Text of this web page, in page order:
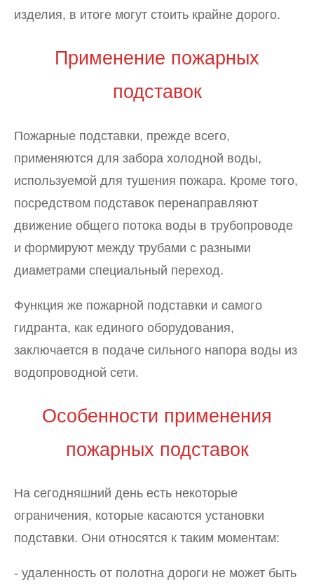
изделия, в итоге могут стоить крайне дорого.
Применение пожарных
подставок
Пожарные подставки, прежде всего,
применяются для забора холодной воды,
используемой для тушения пожара. Кроме того,
посредством подставок перенаправляют
движение общего потока воды в трубопроводе
и формируют между трубами с разными
диаметрами специальный переход.
Функция же пожарной подставки и самого
гидранта, как единого оборудования,
заключается в подаче сильного напора воды из
водопроводной сети.
Особенности применения
пожарных подставок
На сегодняшний день есть некоторые
ограничения, которые касаются установки
подставки. Они относятся к таким моментам:
- удаленность от полотна дороги не может быть